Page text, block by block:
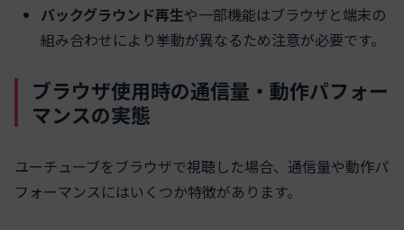
バックグラウンド再生や一部機能はブラウザと端末の
組み合わせにより挙動が異なるため注意が必要です。
ブラウザ使用時の通信量・動作パフォー
マンスの実態
ユーチューブをブラウザで視聴した場合、通信量や動作パ
フォーマンスにはいくつか特徴があります。